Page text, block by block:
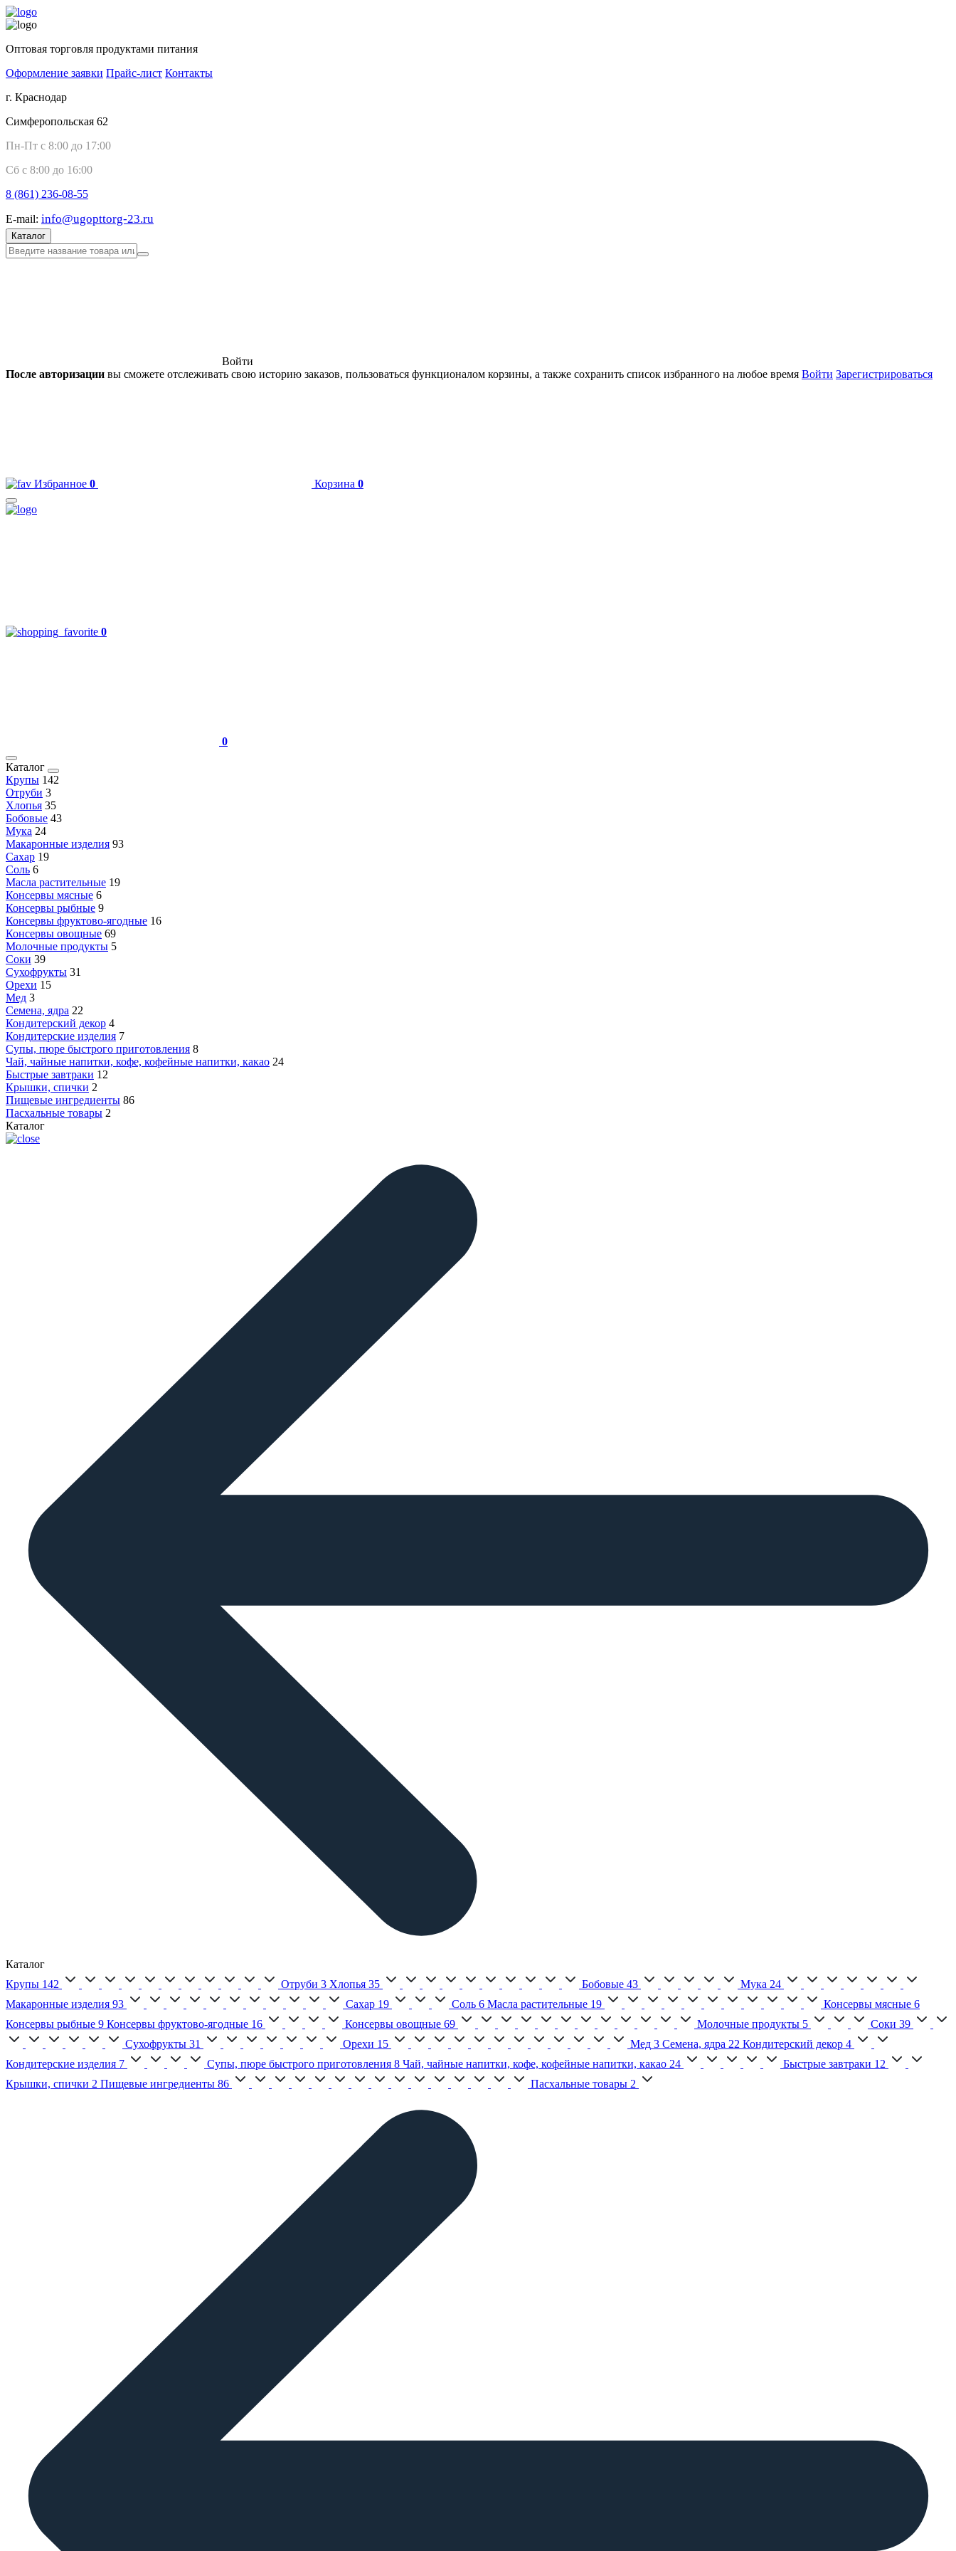
Оптовая торговля продуктами питания
Оформление заявки Прайс-лист Контакты
г. Краснодар
Симферопольская 62
Пн-Пт с 8:00 до 17:00
Сб с 8:00 до 16:00
8 (861) 236-08-55
E-mail: info@ugopttorg-23.ru
Каталог
Войти
После авторизации вы сможете отслеживать свою историю заказов, пользоваться функционалом корзины, а также сохранить список избранного на любое время Войти Зарегистрироваться
Избранное 0 Корзина 0
0
0
Каталог
Крупы 142
Отруби 3
Хлопья 35
Бобовые 43
Мука 24
Макаронные изделия 93
Сахар 19
Соль 6
Масла растительные 19
Консервы мясные 6
Консервы рыбные 9
Консервы фруктово-ягодные 16
Консервы овощные 69
Молочные продукты 5
Соки 39
Сухофрукты 31
Орехи 15
Мед 3
Семена, ядра 22
Кондитерский декор 4
Кондитерские изделия 7
Супы, пюре быстрого приготовления 8
Чай, чайные напитки, кофе, кофейные напитки, какао 24
Быстрые завтраки 12
Крышки, спички 2
Пищевые ингредиенты 86
Пасхальные товары 2
Каталог
Каталог
Крупы 142 Отруби 3 Хлопья 35 Бобовые 43 Мука 24
Макаронные изделия 93 Сахар 19 Соль 6 Масла растительные 19 Консервы мясные 6
Консервы рыбные 9 Консервы фруктово-ягодные 16 Консервы овощные 69 Молочные продукты 5 Соки 39
Сухофрукты 31 Орехи 15 Мед 3 Семена, ядра 22 Кондитерский декор 4
Кондитерские изделия 7 Супы, пюре быстрого приготовления 8 Чай, чайные напитки, кофе, кофейные напитки, какао 24 Быстрые завтраки 12
Крышки, спички 2 Пищевые ингредиенты 86 Пасхальные товары 2